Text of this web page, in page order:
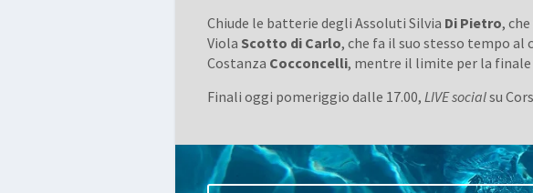
Chiude le batterie degli Assoluti Silvia Di Pietro,
Viola Scotto di Carlo, che fa il suo stesso tempo al
Costanza Cocconcelli, mentre il limite per la finale
Finali oggi pomeriggio dalle 17.00, LIVE socialsu